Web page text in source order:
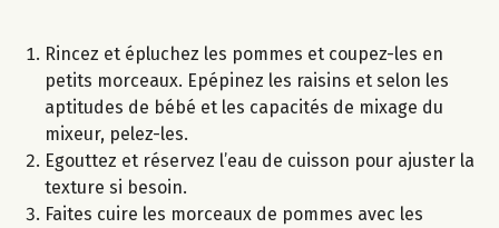
Rincez et épluchez les pommes et coupez-les en
petits morceaux. Epépinez les raisins et selon les
aptitudes de bébé et les capacités de mixage du
mixeur, pelez-les.
Egouttez et réservez l’eau de cuisson pour ajuster la
texture si besoin.
Faites cuire les morceaux de pommes avec les